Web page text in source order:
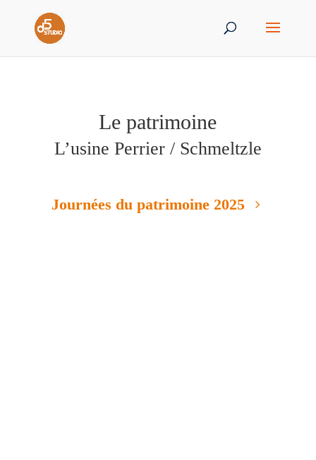
Le patrimoine
L’usine Perrier / Schmeltzle
Journées du patrimoine 2025